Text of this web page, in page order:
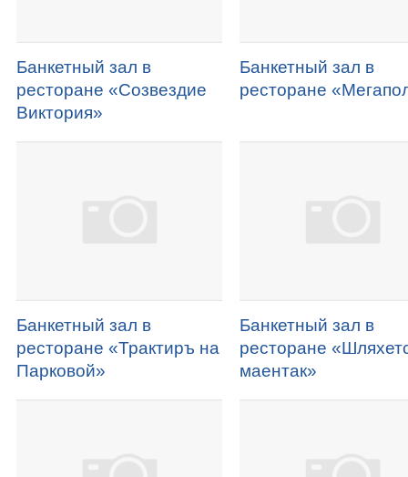
Банкетный зал в
ресторане «Созвездие
Виктория»
Банкетный зал в
ресторане
Банкетный зал в
ресторане «Трактиръ на
Парковой»
Банкетный зал в
ресторане
маентак»